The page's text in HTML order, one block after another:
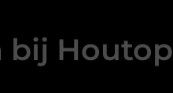
bij Houtop